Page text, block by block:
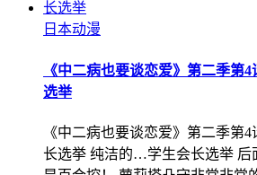
日本动漫
《中二病也要谈恋爱》第二季第
选举
《中二病也要谈恋爱》第二季第
长选挙 纯洁的…学生会长选举 后